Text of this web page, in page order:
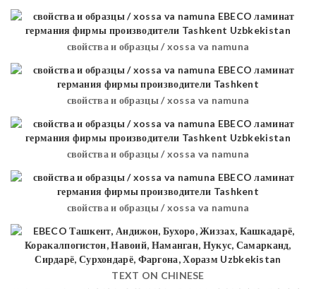
свойства и образцы / xossa va namuna
свойства и образцы / xossa va namuna
свойства и образцы / xossa va namuna
свойства и образцы / xossa va namuna
TEXT ON CHINESE